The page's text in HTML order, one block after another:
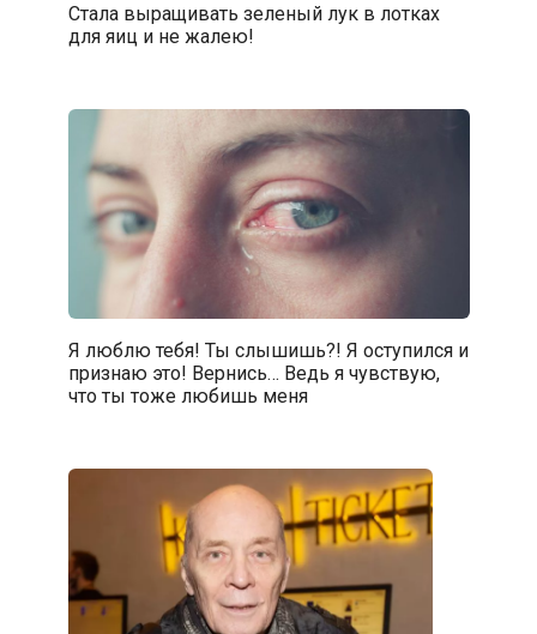
Стала выращивать зеленый лук в лотках
для яиц и не жалею!
Я люблю тебя! Ты слышишь?! Я оступился и
признаю это! Вернись… Ведь я чувствую,
что ты тоже любишь меня